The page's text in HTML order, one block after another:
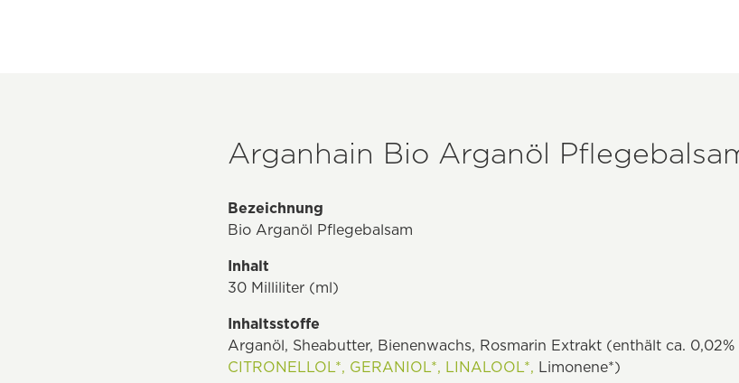
Arganhain Bio Arganöl
Bezeichnung
Bio Arganöl Pflegebalsam
Inhalt
30 Milliliter (ml)
Inhaltsstoffe
Arganöl, Sheabutter, Bienenwachs, Rosmarin Extrakt (enthält ca.
CITRONELLOL*, GERANIOL*, LINALOOL*, Limonene*)